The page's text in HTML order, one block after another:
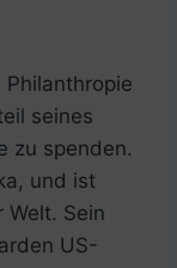
seines
zu spenden.
und ist
Welt. Sein
US-